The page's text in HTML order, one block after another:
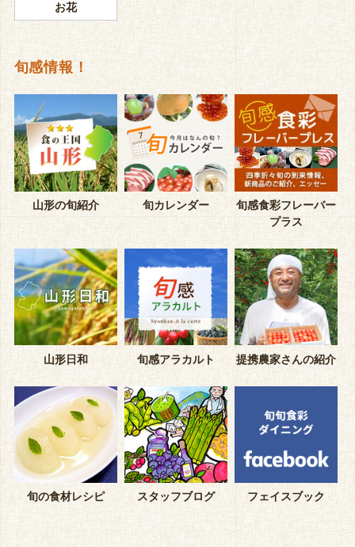
お花
旬感情報！
山形の旬紹介 旬カレンダー
旬感食彩フレーバー
プラス
山形日和 旬感アラカルト 提携農家さんの紹介
旬の食材レシピ スタッフブログ フェイスブック